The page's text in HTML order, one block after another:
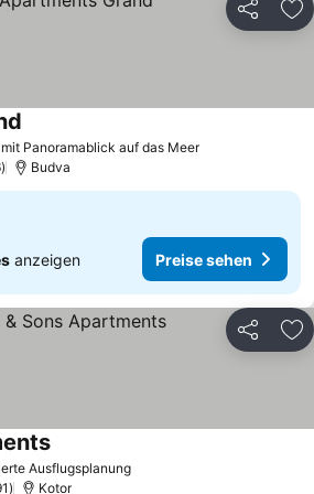
Teilen
Panoramablick auf das MeerPreise sehen
Budva
anzeigen Preise sehen
Teilen
AusflugsplanungPreise sehen
Preise sehen
Kotor